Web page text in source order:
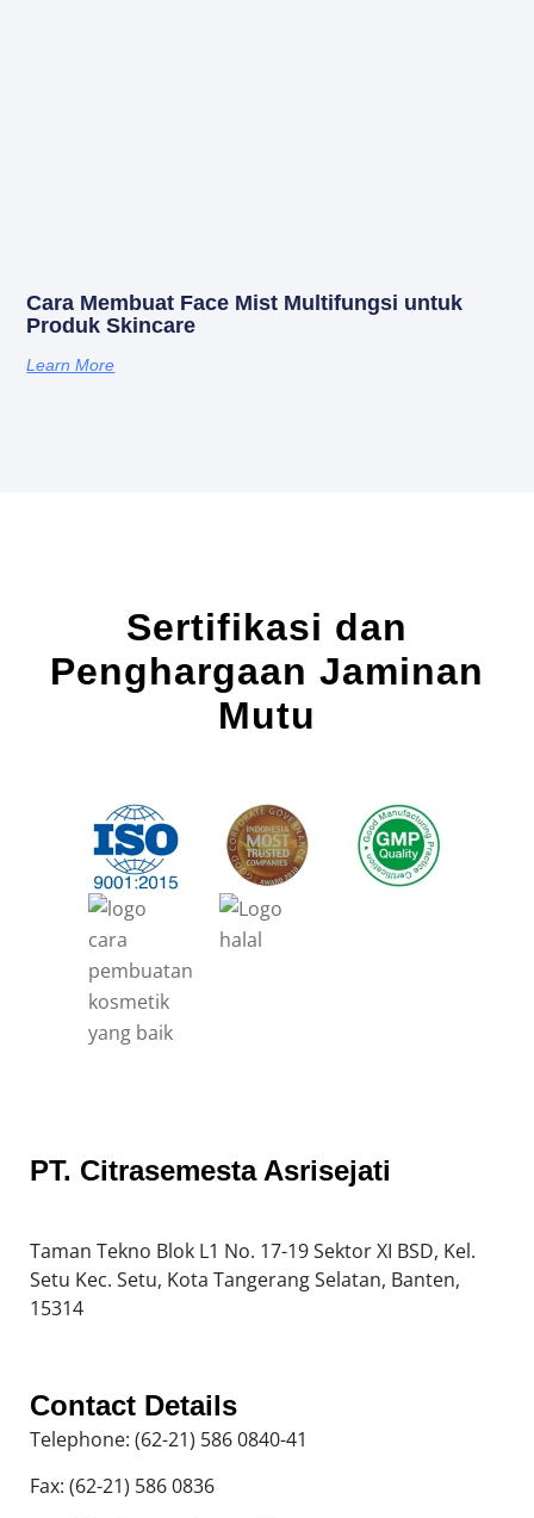
Cara Membuat Face Mist Multifungsi untuk
Produk Skincare
Learn More
Sertifikasi dan
Penghargaan Jaminan
Mutu
PT. Citrasemesta Asrisejati
Taman Tekno Blok L1 No. 17-19 Sektor XI BSD, Kel.
Setu Kec. Setu, Kota Tangerang Selatan, Banten,
15314
Contact Details
Telephone: (62-21) 586 0840-41
Fax: (62-21) 586 0836